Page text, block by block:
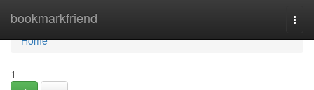
bookmarkfriend
Home
Home
1